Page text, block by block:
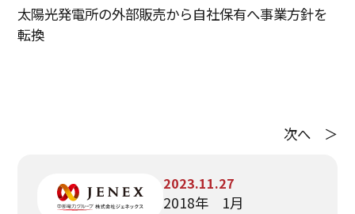
太陽光発電所の外部販売から自社保有へ事業方針を
転換
次へ ＞
2023.11.27
2018年 1月